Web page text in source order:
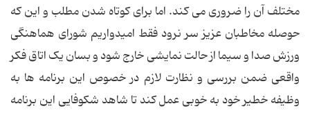
مختلف آن را ضروری می کند. اما برای کوتاه شدن مطلب و این که
حوصله مخاطبان عزیز سر نرود فقط امیدواریم شورای هماهنگی
ورزش صدا و سیما از حالت نمایشی خارج شود و بسان یک اتاق فکر
واقعی ضمن بررسی و نظارت لازم در خصوص این برنامه ها به
وظیفه خطیر خود به خوبی عمل کند تا شاهد شکوفایی این برنامه